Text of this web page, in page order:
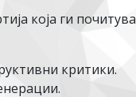
која ги почитува
критики.